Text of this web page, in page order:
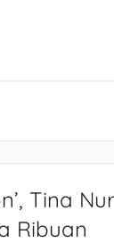
Tina Nur
Ribuan